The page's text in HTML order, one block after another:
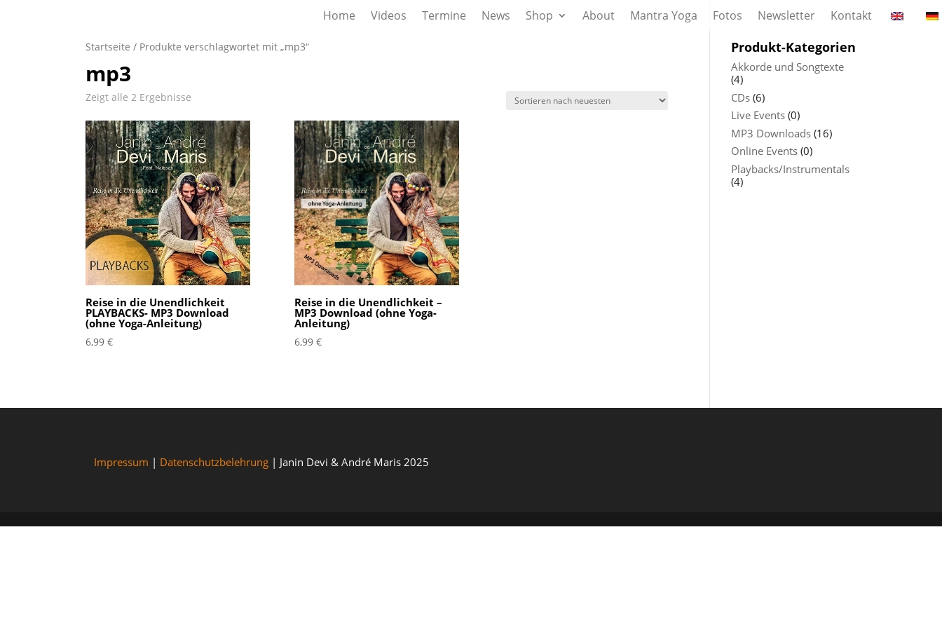
Home Videos Termine News Shop About Mantra Yoga Fotos Newsletter Kontakt
Startseite / Produkte verschlagwortet mit „mp3“
mp3
Zeigt alle 2 Ergebnisse
Reise in die Unendlichkeit
PLAYBACKS- MP3 Download
(ohne Yoga-Anleitung)
6,99 €
Reise in die Unendlichkeit –
MP3 Download (ohne Yoga-
Anleitung)
6,99 €
Produkt-Kategorien
Akkorde und Songtexte
(4)
CDs (6)
Live Events (0)
MP3 Downloads (16)
Online Events (0)
Playbacks/Instrumentals
(4)
Impressum | Datenschutzbelehrung | Janin Devi & André Maris 2025